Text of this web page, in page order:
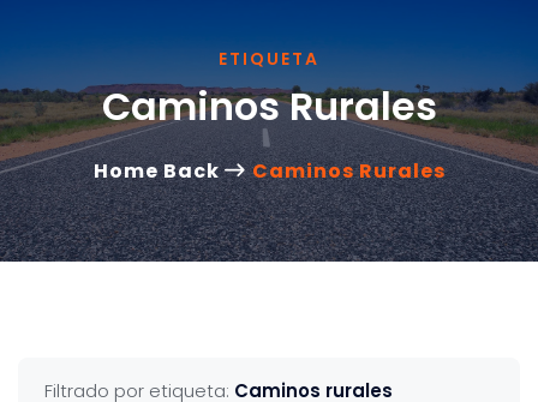
ETIQUETA
Caminos Rurales
Home Back Caminos Rurales
Filtrado por etiqueta: Caminos rurales